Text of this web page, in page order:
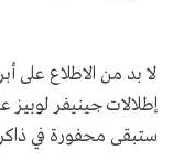
لا بد من الاطلاع على
ستبقى محفورة في